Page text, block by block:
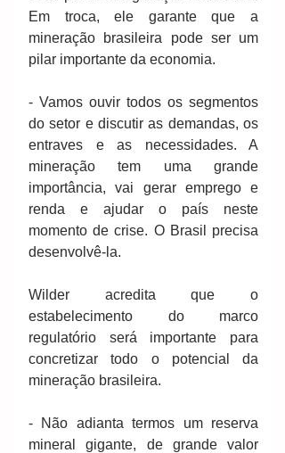
Em troca, ele garante que a
mineração brasileira pode ser um
pilar importante da economia.
- Vamos ouvir todos os segmentos
do setor e discutir as demandas, os
entraves e as necessidades. A
mineração tem uma grande
importância, vai gerar emprego e
renda e ajudar o país neste
momento de crise. O Brasil precisa
desenvolvê-la.
Wilder acredita que o
estabelecimento do marco
regulatório será importante para
concretizar todo o potencial da
mineração brasileira.
- Não adianta termos um reserva
mineral gigante, de grande valor